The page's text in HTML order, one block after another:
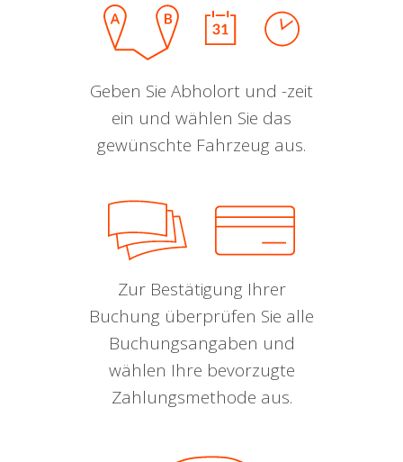
Geben Sie Abholort und -zeit
ein und wählen Sie das
gewünschte Fahrzeug aus.
Zur Bestätigung Ihrer
Buchung überprüfen Sie alle
Buchungsangaben und
wählen Ihre bevorzugte
Zahlungsmethode aus.